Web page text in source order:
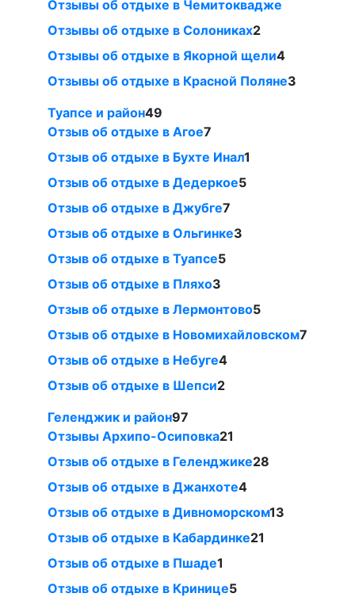
Отзывы об отдыхе в Чемитоквадже
Отзывы об отдыхе в Солониках2
Отзывы об отдыхе в Якорной щели4
Отзывы об отдыхе в Красной Поляне3
Туапсе и район49
Отзыв об отдыхе в Агое7
Отзыв об отдыхе в Бухте Инал1
Отзыв об отдыхе в Дедеркое5
Отзыв об отдыхе в Джубге7
Отзыв об отдыхе в Ольгинке3
Отзыв об отдыхе в Туапсе5
Отзыв об отдыхе в Пляхо3
Отзыв об отдыхе в Лермонтово5
Отзыв об отдыхе в Новомихайловском7
Отзыв об отдыхе в Небуге4
Отзыв об отдыхе в Шепси2
Геленджик и район97
Отзывы Архипо-Осиповка21
Отзыв об отдыхе в Геленджике28
Отзыв об отдыхе в Джанхоте4
Отзыв об отдыхе в Дивноморском13
Отзыв об отдыхе в Кабардинке21
Отзыв об отдыхе в Пшаде1
Отзыв об отдыхе в Кринице5